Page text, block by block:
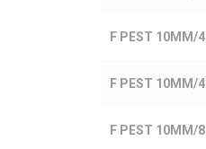
F PEST 10MM/
F PEST 10MM/
F PEST 10MM/